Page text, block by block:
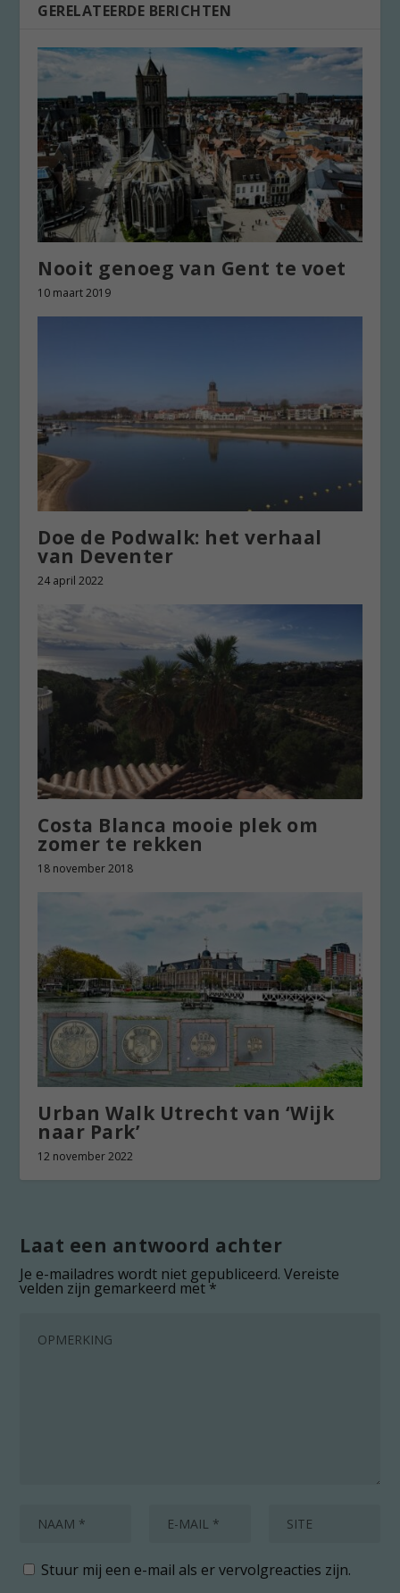
GERELATEERDE BERICHTEN
Nooit genoeg van Gent te voet
10 maart 2019
Doe de Podwalk: het verhaal
van Deventer
24 april 2022
Costa Blanca mooie plek om
zomer te rekken
18 november 2018
Urban Walk Utrecht van ‘Wijk
naar Park’
12 november 2022
Laat een antwoord achter
Je e-mailadres wordt niet gepubliceerd. Vereiste
velden zijn gemarkeerd met*
Stuur mij een e-mail als er vervolgreacties zijn.